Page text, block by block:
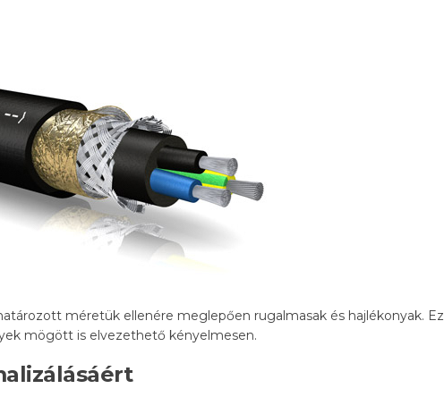
méretük ellenére meglepően rugalmasak és hajlékonyak. Ez
mögött is elvezethető kényelmesen.